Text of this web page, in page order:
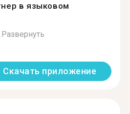
в языковом
Развернуть
Скачать приложение